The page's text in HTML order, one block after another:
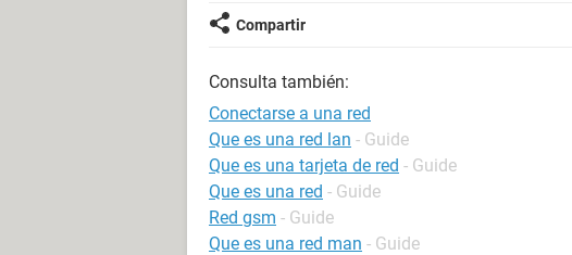
Compartir
Consulta también:
Conectarse a una red
Que es una red lan - Guide
Que es una tarjeta de red - Guide
Que es una red - Guide
Red gsm - Guide
Que es una red man - Guide